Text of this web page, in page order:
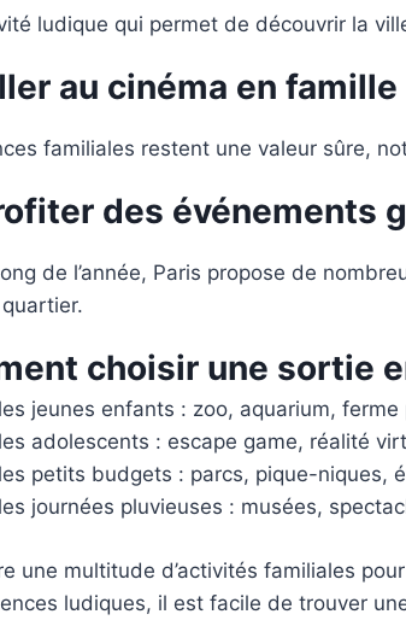
ludique qui permet de découvrir la
au cinéma en famille
familiales restent une valeur sûre,
des événements
de l’année, Paris propose de
choisir une sortie
jeunes enfants : zoo, aquarium, ferme
adolescents : escape game, réalité
petits budgets : parcs, pique-niques,
journées pluvieuses : musées,
une multitude d’activités familiales
ludiques, il est facile de trouver